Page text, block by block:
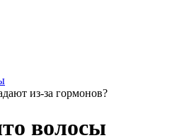
из-за гормонов?
волосы